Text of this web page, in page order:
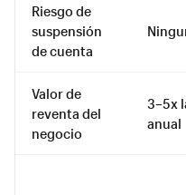
Riesgo de
suspensión
de cuenta
Valor de
reventa del
negocio
3–5x
anual